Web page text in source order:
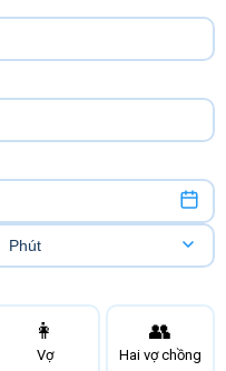
👩
Vợ
👥
Hai vợ chồng